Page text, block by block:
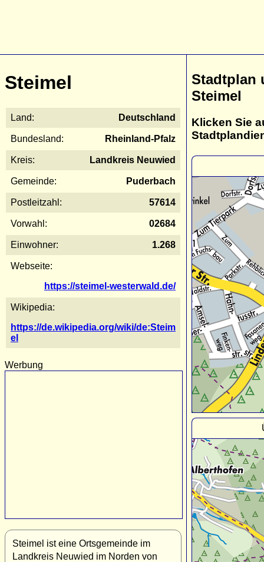
Steimel
Land: Deutschland
Bundesland: Rheinland-Pfalz
Kreis: Landkreis Neuwied
Gemeinde: Puderbach
Postleitzahl: 57614
Vorwahl: 02684
Einwohner: 1.268
Webseite:
https://steimel-westerwald.de/
Wikipedia:
https://de.wikipedia.org/wiki/de:Steim
el
Werbung
Steimel ist eine Ortsgemeinde im
Landkreis Neuwied im Norden von
Stadtplan
Steimel
Klicken Sie